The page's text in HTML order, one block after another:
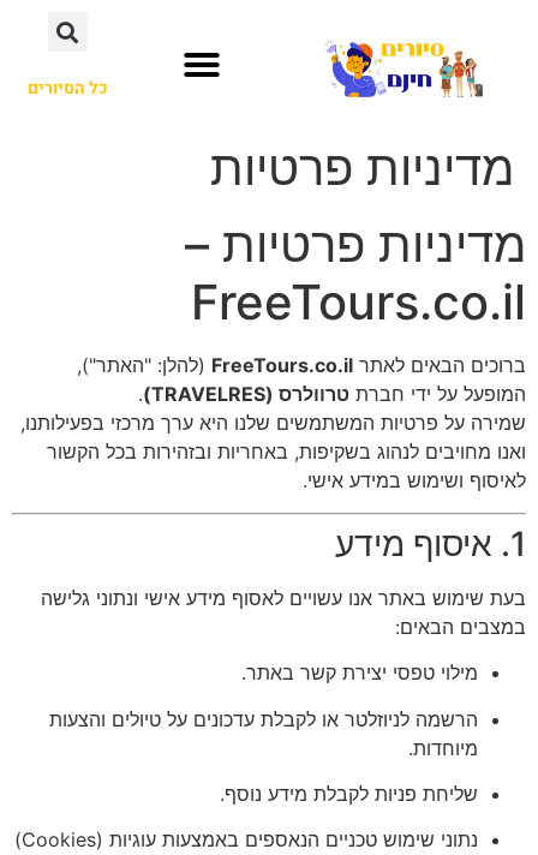
כל הסיורים
מדיניות פרטיות
מדיניות פרטיות –
FreeTours.co.il
ברוכים הבאים לאתר FreeTours.co.il (להלן: "האתר"),
המופעל על ידי חברת טרוולרס (TRAVELRES)
.
שמירה על פרטיות המשתמשים שלנו היא ערך מרכזי בפעילותנו,
ואנו מחויבים לנהוג בשקיפות, באחריות ובזהירות בכל הקשור
לאיסוף ושימוש במידע אישי.
1. איסוף מידע
בעת שימוש באתר אנו עשויים לאסוף מידע אישי ונתוני גלישה
במצבים הבאים:
מילוי טפסי יצירת קשר באתר.
הרשמה לניוזלטר או לקבלת עדכונים על טיולים והצעות
מיוחדות.
שליחת פניות לקבלת מידע נוסף.
נתוני שימוש טכניים הנאספים באמצעות עוגיות (Cookies)